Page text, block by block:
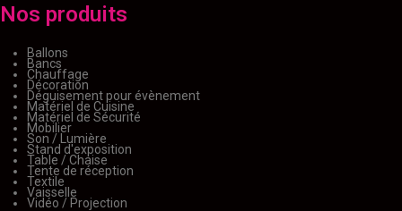
Nos produits
Ballons
Bancs
Chauffage
Décoration
Déguisement pour évènement
Matériel de Cuisine
Matériel de Sécurité
Mobilier
Son / Lumière
Stand d'exposition
Table / Chaise
Tente de réception
Textile
Vaisselle
Vidéo / Projection